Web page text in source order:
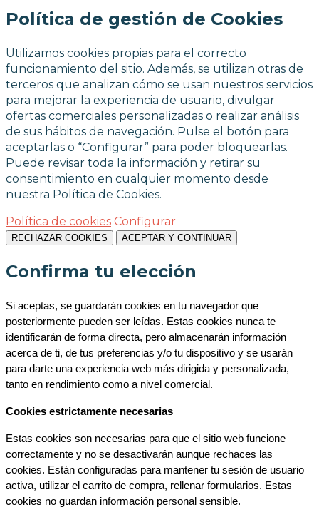
Política de gestión de Cookies
Utilizamos cookies propias para el correcto
funcionamiento del sitio. Además, se utilizan otras de
terceros que analizan cómo se usan nuestros servicios
para mejorar la experiencia de usuario, divulgar
ofertas comerciales personalizadas o realizar análisis
de sus hábitos de navegación. Pulse el botón para
aceptarlas o “Configurar” para poder bloquearlas.
Puede revisar toda la información y retirar su
consentimiento en cualquier momento desde
nuestra Política de Cookies.
Política de cookies Configurar
RECHAZAR COOKIES ACEPTAR Y CONTINUAR
Confirma tu elección
Si aceptas, se guardarán cookies en tu navegador que
posteriormente pueden ser leídas. Estas cookies nunca te
identificarán de forma directa, pero almacenarán información
acerca de ti, de tus preferencias y/o tu dispositivo y se usarán
para darte una experiencia web más dirigida y personalizada,
tanto en rendimiento como a nivel comercial.
Cookies estrictamente necesarias
Estas cookies son necesarias para que el sitio web funcione
correctamente y no se desactivarán aunque rechaces las
cookies. Están configuradas para mantener tu sesión de usuario
activa, utilizar el carrito de compra, rellenar formularios. Estas
cookies no guardan información personal sensible.